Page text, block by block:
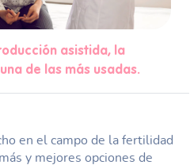
asistida, la
de las más usadas.
en el campo de la fertilidad
y mejores opciones de